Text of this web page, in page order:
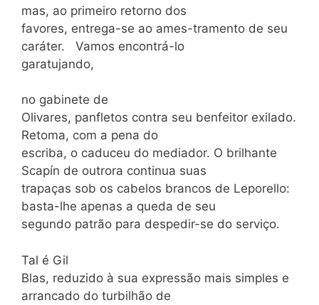
mas, ao primeiro retorno dos
favores, entrega-se ao ames-tramento de seu
caráter. Vamos encontrá-lo
garatujando,
no gabinete de
Olivares, panfletos contra seu benfeitor exilado.
Retoma, com a pena do
escriba, o caduceu do mediador. O brilhante
Scapín de outrora continua suas
trapaças sob os cabelos brancos de Leporello:
basta-lhe apenas a queda de seu
segundo patrão para despedir-se do serviço.
Tal é Gil
Blas, reduzido à sua expressão mais simples e
arrancado do turbilhão de